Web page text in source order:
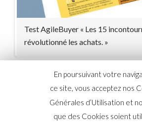
Test AgileBuyer « Les 15
révolutionné les achats. »
Previous
En poursuivant votre
ce site, vous acceptez nos
Générales d’Utilisation et
que des Cookies soient